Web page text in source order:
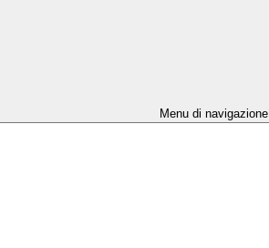
Menu di navigazione